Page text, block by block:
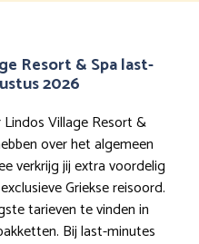
Resort & Spa last-
2026
Village Resort &
over het algemeen
verkrijg jij extra voordelig
Griekse reisoord.
tarieven te vinden in
Bij last-minutes